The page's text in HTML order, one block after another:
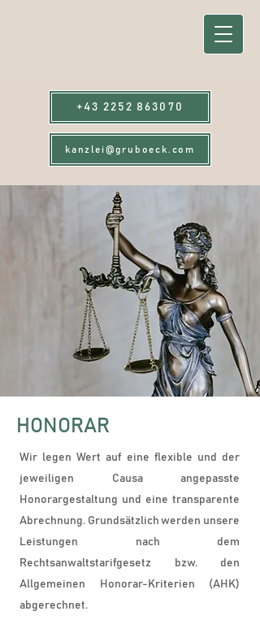
+43 2252 863070
kanzlei@gruboeck.com
HONORAR
Wir legen Wert auf eine flexible und der
jeweiligen Causa angepasste
Honorargestaltung und eine transparente
Abrechnung. Grundsätzlich werden unsere
Leistungen nach dem
Rechtsanwaltstarifgesetz bzw. den
Allgemeinen Honorar-Kriterien (AHK)
abgerechnet.